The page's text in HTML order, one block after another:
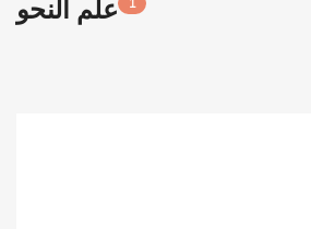
علم النحو